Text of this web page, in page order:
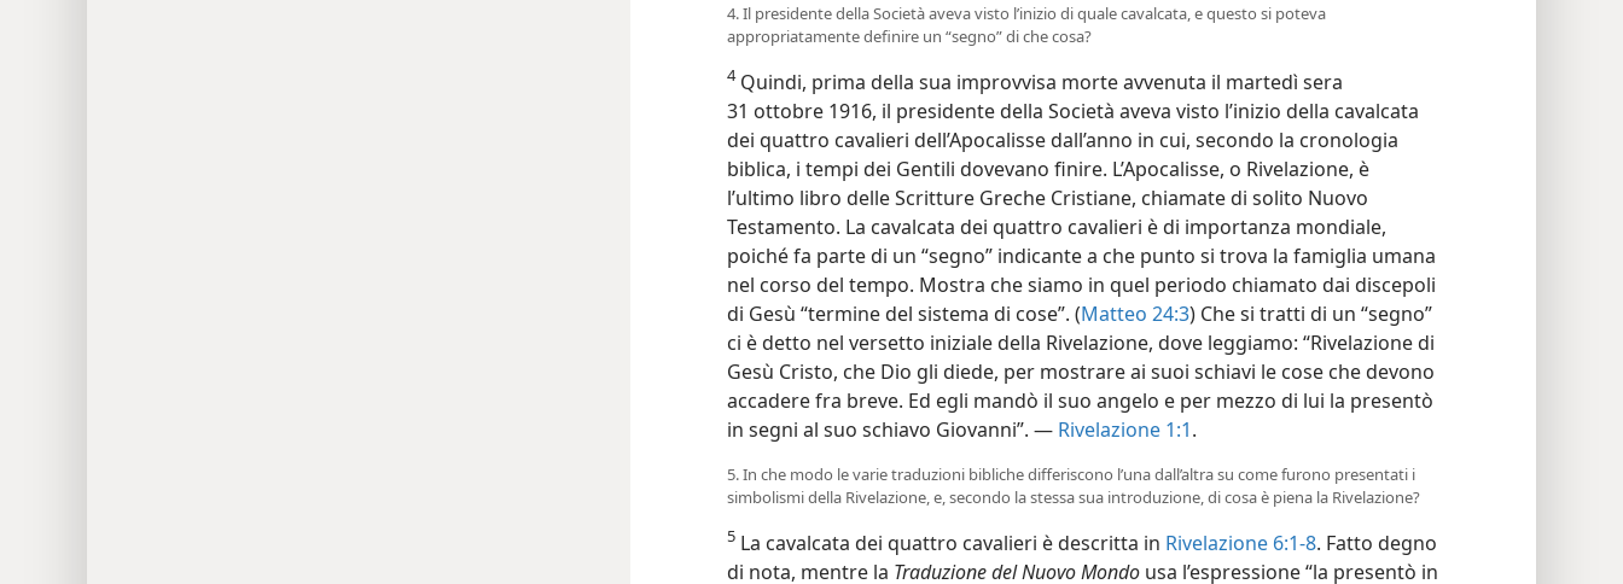
4. Il presidente della Società aveva visto l’inizio di quale cavalcata, e questo si poteva
appropriatamente definire un “segno” di che cosa?
4Quindi, prima della sua improvvisa morte avvenuta il martedì sera
31 ottobre 1916, il presidente della Società aveva visto l’inizio della cavalcata
dei quattro cavalieri dell’Apocalisse dall’anno in cui, secondo la cronologia
biblica, i tempi dei Gentili dovevano finire. L’Apocalisse, o Rivelazione, è
l’ultimo libro delle Scritture Greche Cristiane, chiamate di solito Nuovo
Testamento. La cavalcata dei quattro cavalieri è di importanza mondiale,
poiché fa parte di un “segno” indicante a che punto si trova la famiglia umana
nel corso del tempo. Mostra che siamo in quel periodo chiamato dai discepoli
di Gesù “termine del sistema di cose”. (Matteo 24:3) Che si tratti di un “segno”
ci è detto nel versetto iniziale della Rivelazione, dove leggiamo: “Rivelazione di
Gesù Cristo, che Dio gli diede, per mostrare ai suoi schiavi le cose che devono
accadere fra breve. Ed egli mandò il suo angelo e per mezzo di lui la presentò
in segni al suo schiavo Giovanni”. — Rivelazione 1:1.
5. In che modo le varie traduzioni bibliche differiscono l’una dall’altra su come furono presentati i
simbolismi della Rivelazione, e, secondo la stessa sua introduzione, di cosa è piena la Rivelazione?
5 La cavalcata dei quattro cavalieri è descritta in Rivelazione 6:1-8. Fatto degno
di nota, mentre la Traduzione del Nuovo Mondo usa l’espressione “la presentò in